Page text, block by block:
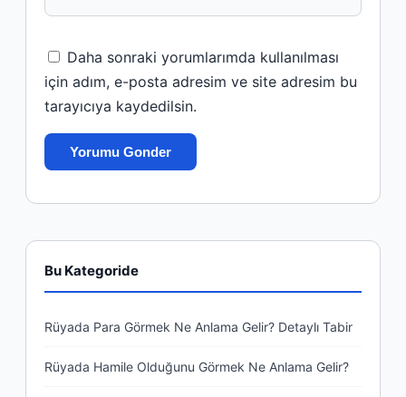
Daha sonraki yorumlarımda kullanılması
için adım, e-posta adresim ve site adresim bu
tarayıcıya kaydedilsin.
Bu Kategoride
Rüyada Para Görmek Ne Anlama Gelir? Detaylı Tabir
Rüyada Hamile Olduğunu Görmek Ne Anlama Gelir?